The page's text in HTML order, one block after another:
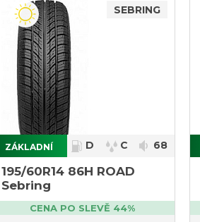
SEBRING
ZÁKLADNÍ D C 68
195/60R14 86H ROAD
Sebring
CENA PO SLEVĚ 44%